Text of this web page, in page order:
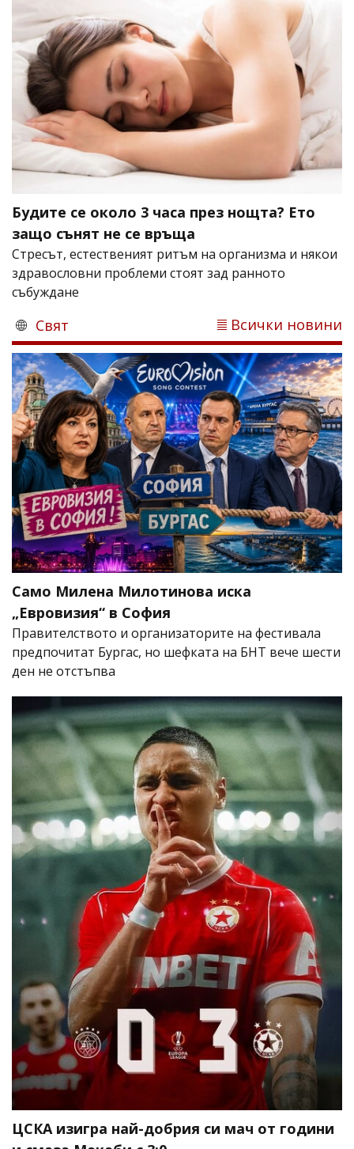
Будите се около 3 часа през нощта? Ето
защо сънят не се връща
Стресът, естественият ритъм на организма и някои
здравословни проблеми стоят зад ранното
събуждане
Свят Всички новини
Само Милена Милотинова иска
„Евровизия“ в София
Правителството и организаторите на фестивала
предпочитат Бургас, но шефката на БНТ вече шести
ден не отстъпва
ЦСКА изигра най-добрия си мач от години